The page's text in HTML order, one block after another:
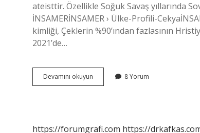
ateisttir. Özellikle Soğuk Savaş yıllarında
İNSAMERİNSAMER › Ülke-Profili-
kimliği, Çeklerin %90’ından fazlasının
2021’de…
Devamını okuyun
Hangi
8 Yorum
https://forumgrafi.com https://